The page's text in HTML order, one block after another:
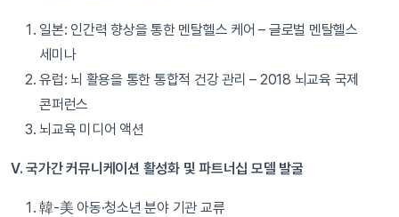
일본: 인간력 향상을 통한 멘탈헬스 케어 – 글로벌 멘탈헬스
세미나
유럽: 뇌 활용을 통한 통합적 건강 관리 – 2018 뇌교육 국제
콘퍼런스
뇌교육 미디어 액션
V. 국가간 커뮤니케이션 활성화 및 파트너십 모델 발굴
韓-美 아동·청소년 분야 기관 교류